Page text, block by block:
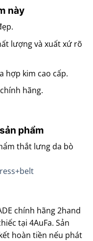
này
lượng và xuất xứ rõ
hợp kim cao cấp.
hãng.
phẩm
thắt lưng da bò
chính hãng 2hand
tại 4AuFa. Sản
hoàn tiền nếu phát